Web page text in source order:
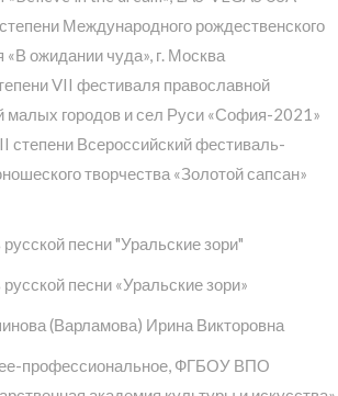
Международного рождественского
ожидании чуда», г. Москва
VII фестиваля православной
малых городов и сел Руси «София-2021»
степени Всероссийский фестиваль-
творчества «Золотой сапсан»
песни "Уральские зори"
песни «Уральские зори»
(Варламова) Ирина Викторовна
профессиональное, ФГБОУ ВПО